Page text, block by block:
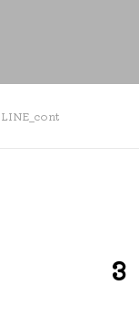
LINE_cont
3